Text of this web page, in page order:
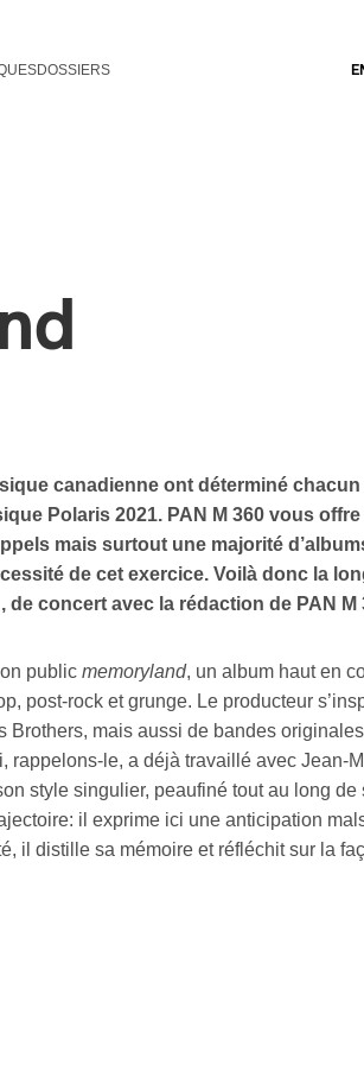
DOSSIERS
canadienne ont déterminé
Polaris 2021. PAN M 360 vous
mais surtout une majorité
de cet exercice. Voilà donc la
concert avec la rédaction de PAN M
public memoryland, un album haut en
post-rock et grunge. Le producteur
mais aussi de bandes
rappelons-le, a déjà travaillé avec Jean-
style singulier, peaufiné tout au long de
il exprime ici une anticipation
il distille sa mémoire et réfléchit sur la